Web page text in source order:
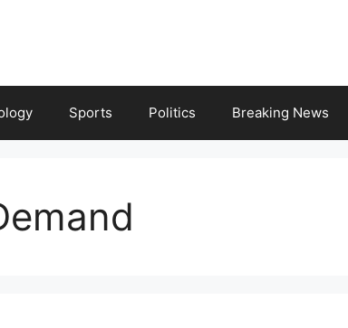
Sports Politics Breaking News